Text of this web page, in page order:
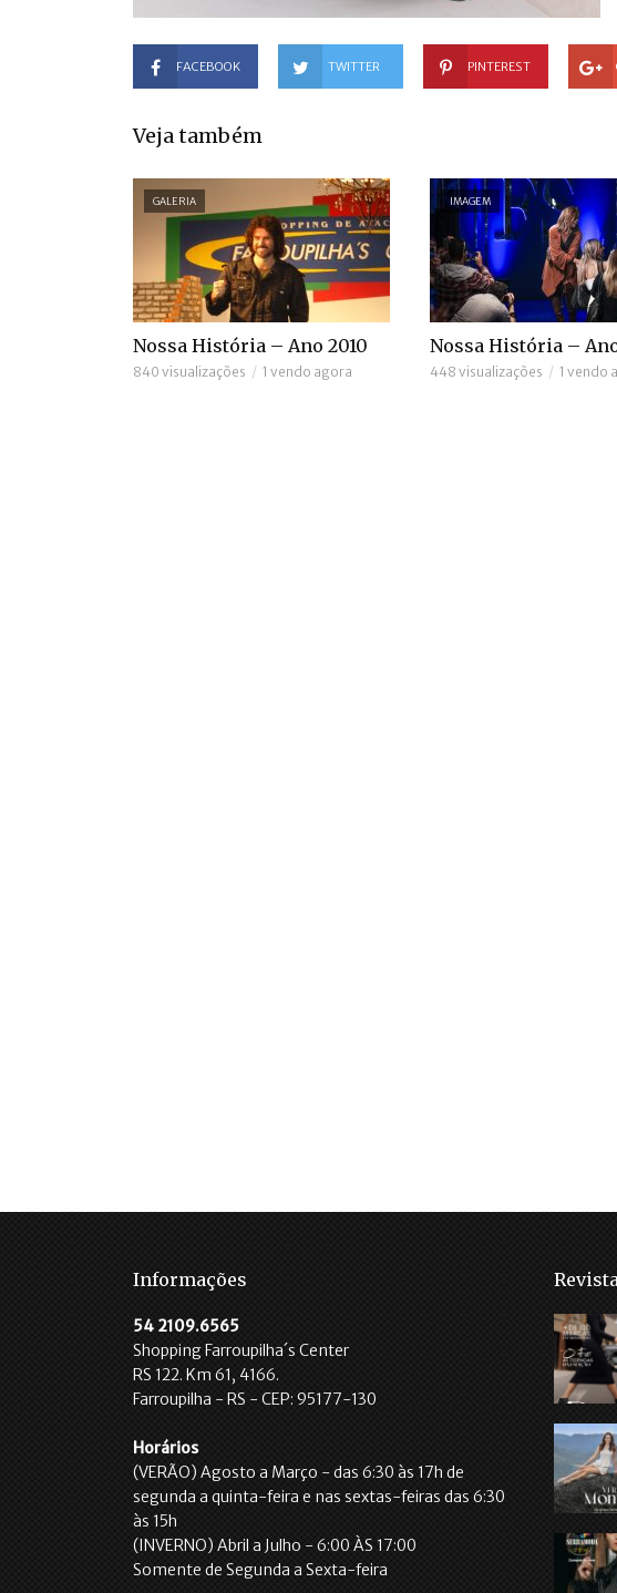
FACEBOOK TWITTER PINTEREST
Veja também
GALERIA
Nossa História – Ano 2010
840 visualizações 1 vendo agora
IMAGEM
Nossa História –
448 visualizações 1 vendo
Informações
54 2109.6565
Shopping Farroupilha´s Center
RS 122. Km 61, 4166.
Farroupilha - RS - CEP: 95177-130
Horários
(VERÃO) Agosto a Março - das 6:30 às 17h de
segunda a quinta-feira e nas sextas-feiras das 6:30
às 15h
(INVERNO) Abril a Julho - 6:00 ÀS 17:00
Somente de Segunda a Sexta-feira